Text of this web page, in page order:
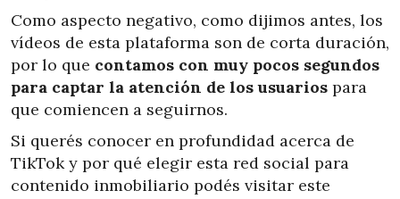
Como aspecto negativo, como dijimos antes, los
vídeos de esta plataforma son de corta duración,
por lo que contamos con muy pocos segundos
para captar la atención de los usuarios para
que comiencen a seguirnos.
Si querés conocer en profundidad acerca de
TikTok y por qué elegir esta red social para
contenido inmobiliario podés visitar este